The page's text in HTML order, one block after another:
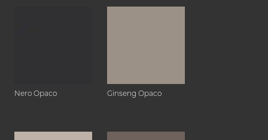
Nero Opaco Ginseng Opaco